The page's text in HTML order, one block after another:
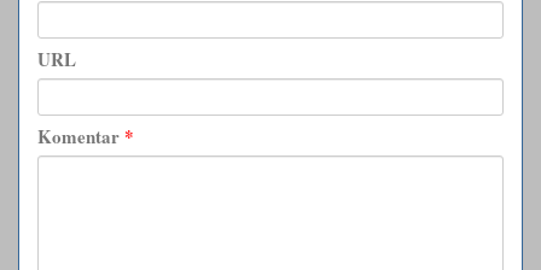
URL
Komentar *